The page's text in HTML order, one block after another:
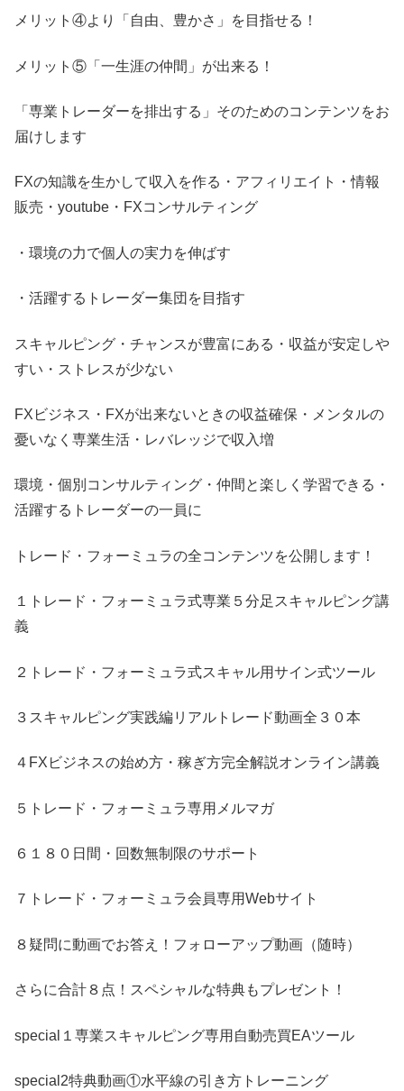
メリット④より「自由、豊かさ」を目指せる！
メリット⑤「一生涯の仲間」が出来る！
「専業トレーダーを排出する」そのためのコンテンツをお
届けします
FXの知識を生かして収入を作る・アフィリエイト・情報
販売・youtube・FXコンサルティング
・環境の力で個人の実力を伸ばす
・活躍するトレーダー集団を目指す
スキャルピング・チャンスが豊富にある・収益が安定しや
すい・ストレスが少ない
FXビジネス・FXが出来ないときの収益確保・メンタルの
憂いなく専業生活・レバレッジで収入増
環境・個別コンサルティング・仲間と楽しく学習できる・
活躍するトレーダーの一員に
トレード・フォーミュラの全コンテンツを公開します！
１トレード・フォーミュラ式専業５分足スキャルピング講
義
２トレード・フォーミュラ式スキャル用サイン式ツール
３スキャルピング実践編リアルトレード動画全３０本
４FXビジネスの始め方・稼ぎ方完全解説オンライン講義
５トレード・フォーミュラ専用メルマガ
６１８０日間・回数無制限のサポート
７トレード・フォーミュラ会員専用Webサイト
８疑問に動画でお答え！フォローアップ動画（随時）
さらに合計８点！スペシャルな特典もプレゼント！
special１専業スキャルピング専用自動売買EAツール
special2特典動画①水平線の引き方トレーニング